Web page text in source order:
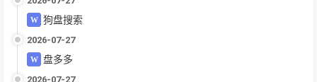
狗盘搜索
2026-07-27
盘多多
2026-07-27